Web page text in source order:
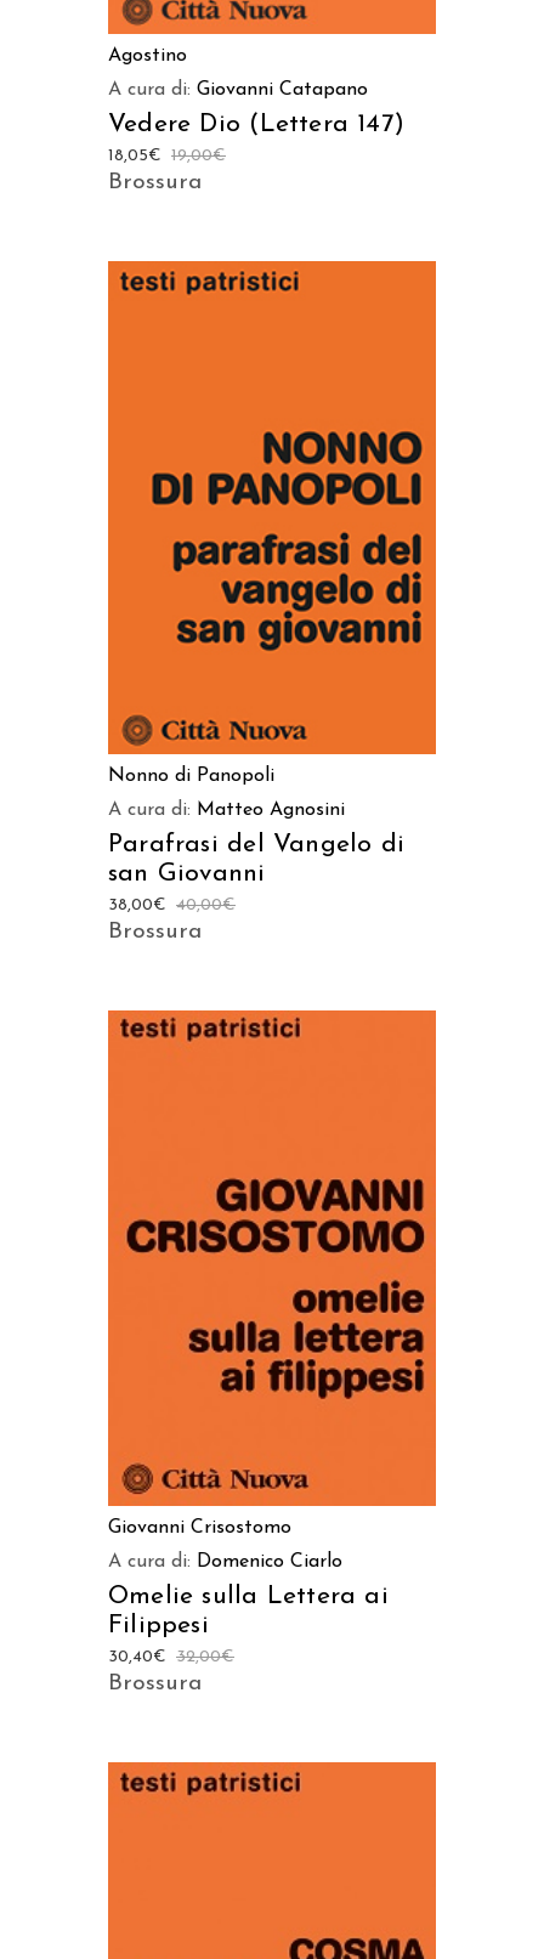
Agostino
A cura di: Giovanni Catapano
Vedere Dio (Lettera 147)
19,00€
18,05€
Brossura
AGGIUNGI AL CARRELLO
Nonno di Panopoli
A cura di: Matteo Agnosini
Parafrasi del Vangelo di
san Giovanni
40,00€
38,00€
Brossura
AGGIUNGI AL CARRELLO
Giovanni Crisostomo
A cura di: Domenico Ciarlo
Omelie sulla Lettera ai
Filippesi
32,00€
30,40€
Brossura